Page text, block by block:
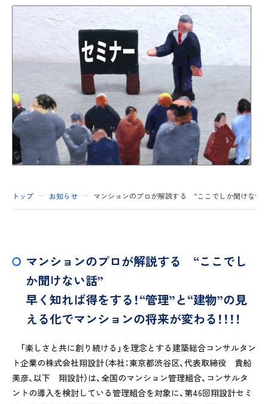
トップ お知らせ マンションのプロが解説する “ここでしか聞けない
マンションのプロが解説する “ここでし
か聞けない話”
早く知れば得をする！“管理”と“建物”の見
える化でマンションの将来が変わる！！！！
「楽しさと共に創り続ける」を理念とする建築総合コンサルタン
ト企業の株式会社翔設計（本社：東京都渋谷区、代表取締役 貴船
美彦、以下 翔設計）は、全国のマンション管理組合、コンサルタ
ントの導入を検討している管理組合を対象に、第46回翔設計セミ